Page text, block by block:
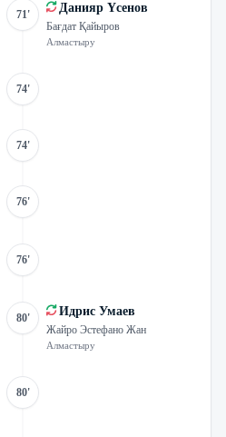
71' Данияр Үсенов
Бағдат Қайыров
Алмастыру
74'
74'
76'
76'
80' Идрис Умаев
Жайро Эстефано Жан
Алмастыру
80'